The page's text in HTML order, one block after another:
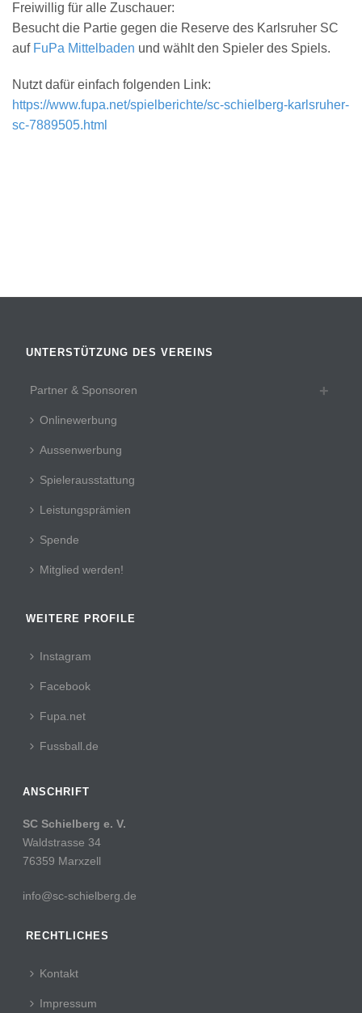
Freiwillig für alle Zuschauer:
Besucht die Partie gegen die Reserve des Karlsruher SC
auf FuPa Mittelbaden und wählt den Spieler des Spiels.
Nutzt dafür einfach folgenden Link:
https://www.fupa.net/spielberichte/sc-schielberg-karlsruher-
sc-7889505.html
UNTERSTÜTZUNG DES VEREINS
Partner & Sponsoren
Onlinewerbung
Aussenwerbung
Spielerausstattung
Leistungsprämien
Spende
Mitglied werden!
WEITERE PROFILE
Instagram
Facebook
Fupa.net
Fussball.de
ANSCHRIFT
SC Schielberg e. V.
Waldstrasse 34
76359 Marxzell
info@sc-schielberg.de
RECHTLICHES
Kontakt
Impressum